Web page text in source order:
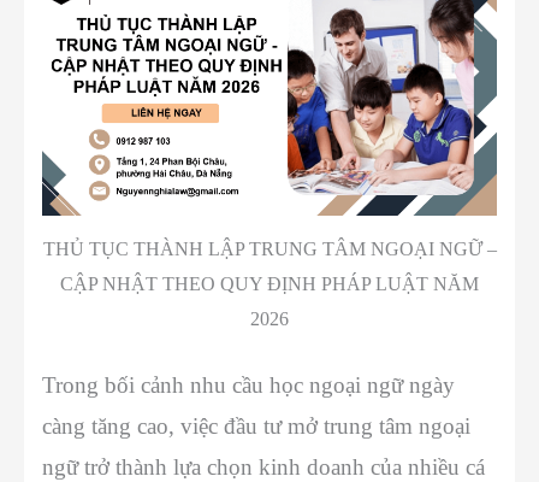
THỦ TỤC THÀNH LẬP TRUNG TÂM NGOẠI NGỮ –
CẬP NHẬT THEO QUY ĐỊNH PHÁP LUẬT NĂM
2026
Trong bối cảnh nhu cầu học ngoại ngữ ngày
càng tăng cao, việc đầu tư mở trung tâm ngoại
ngữ trở thành lựa chọn kinh doanh của nhiều cá